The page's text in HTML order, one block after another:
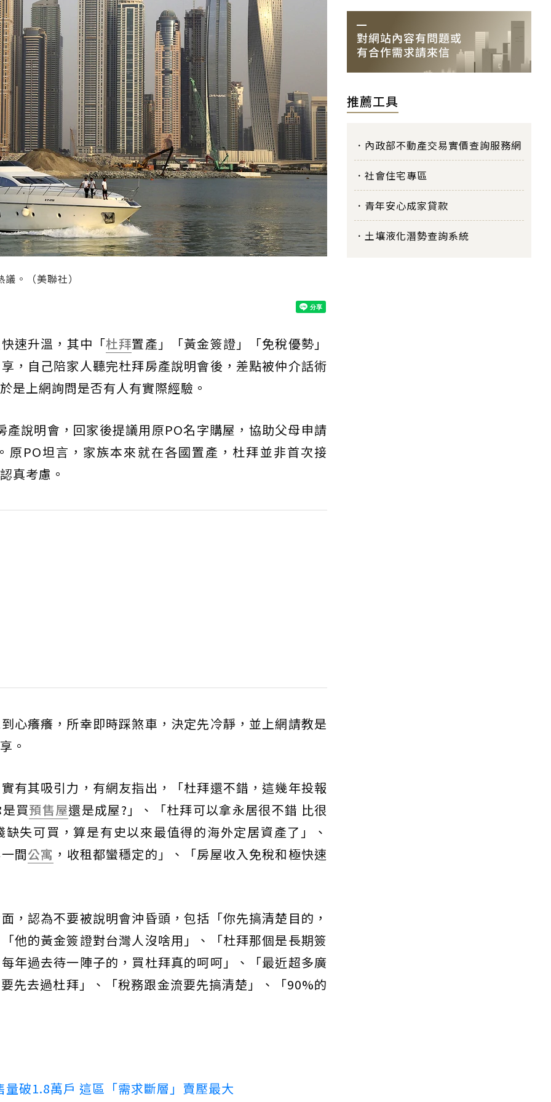
。（美聯社）
速升溫，其中「杜拜置產」「黃金簽證」「免稅優勢」
，自己陪家人聽完杜拜房產說明會後，差點被仲介話術
是上網詢問是否有人有實際經驗。
說明會，回家後提議用原PO名字購屋，協助父母申請
原PO坦言，家族本來就在各國置產，杜拜並非首次接
真考慮。
心癢癢，所幸即時踩煞車，決定先冷靜，並上網請教是
。
有其吸引力，有網友指出，「杜拜還不錯，這幾年投報
買預售屋還是成屋?」、「杜拜可以拿永居很不錯 比很
失可買，算是有史以來最值得的海外定居資產了」、
間公寓 ，收租都蠻穩定的」、「房屋收入免稅和極快速
，認為不要被說明會沖昏頭，包括「你先搞清楚目的，
他的黃金簽證對台灣人沒啥用」、「杜拜那個是長期簽
年過去待一陣子的，買杜拜真的呵呵」、「最近超多廣
先去過杜拜」、「稅務跟金流要先搞清楚」、「90%的
破1.8萬戶 這區「需求斷層」賣壓最大
推薦工具
內政部不動產交易實價查詢服務網
社會住宅專區
青年安心成家貸款
土壤液化潛勢查詢系統